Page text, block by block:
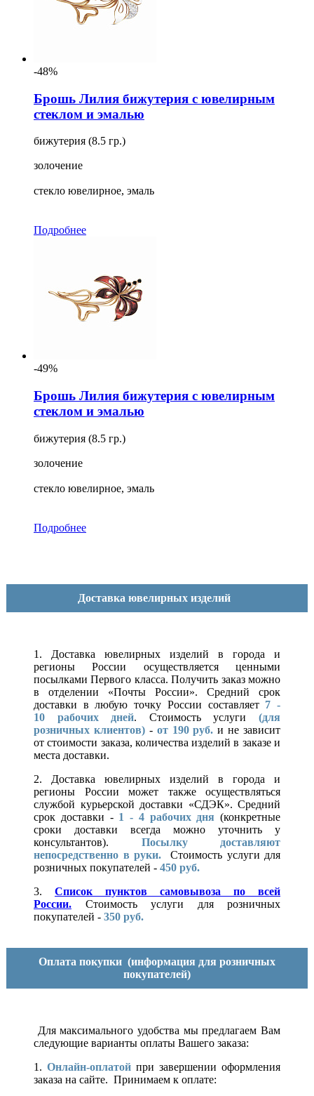
-48%
Брошь Лилия бижутерия с ювелирным
стеклом и эмалью
бижутерия (8.5 гр.)
золочение
стекло ювелирное, эмаль
Подробнее
-49%
Брошь Лилия бижутерия с ювелирным
стеклом и эмалью
бижутерия (8.5 гр.)
золочение
стекло ювелирное, эмаль
Подробнее
Доставка ювелирных изделий
1. Доставка ювелирных изделий в города и
регионы России осуществляется ценными
посылками Первого класса. Получить заказ можно
в отделении «Почты России». Средний срок
доставки в любую точку России составляет 7 -
10 рабочих дней. Стоимость услуги(для
розничных клиентов)- от 190 руб. и не зависит
от стоимости заказа, количества изделий в заказе и
места доставки.
2. Доставка ювелирных изделий в города и
регионы России может также осуществляться
службой курьерской доставки «СДЭК». Средний
срок доставки - 1 - 4 рабочих дня (конкретные
сроки доставки всегда можно уточнить у
консультантов). Посылку доставляют
непосредственно в руки.
Стоимость услуги для
розничных покупателей - 450 руб.
3. Список пунктов самовывоза по всей
России.
Стоимость услуги для розничных
покупателей - 350 руб.
Оплата покупки (информация для розничных
покупателей)
Для максимального удобства мы предлагаем Вам
следующие варианты оплаты Вашего заказа:
1. Онлайн-оплатой при завершении оформления
заказа на сайте. Принимаем к оплате: